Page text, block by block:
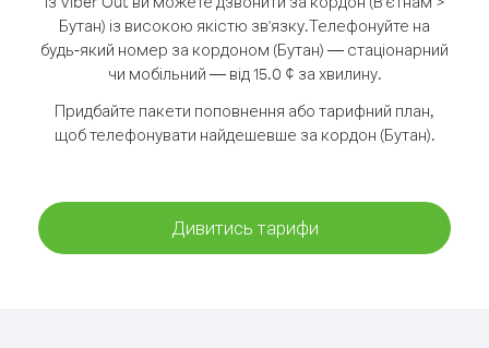
Бутан) із високою якістю зв'язку.Телефонуйте на
будь-який номер за кордоном (Бутан) — стаціонарний
чи мобільний — від 15.0 ¢ за хвилину.
Придбайте пакети поповнення або тарифний план,
щоб телефонувати найдешевше за кордон (Бутан).
Дивитись тарифи